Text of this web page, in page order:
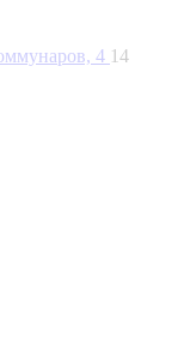
4 14